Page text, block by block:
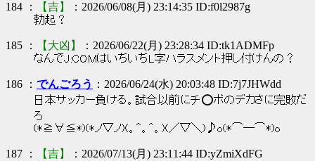
184 ： 【吉】 ：2026/06/08(月) 23:14:35 ID:f0l2987g
勃起？
185 ： 【大凶】 ：2026/06/22(月) 23:28:34 ID:tk1ADMFp
なんでJ:COMはいちいちL字ハラスメント押し付けんの？
186 ： でんごろう ：2026/06/24(水) 20:03:48 ID:7j7JHWdd
日本サッカー負ける。試合以前にチ⭕ポのデカさに完敗だ
ろ
(*≧∀≦*)(*ノ▽ノ)(。^。^。)(／▽＼)♪o(*⌒―⌒*)o
187 ： 【吉】 ：2026/07/13(月) 23:11:44 ID:yZmiXdFG